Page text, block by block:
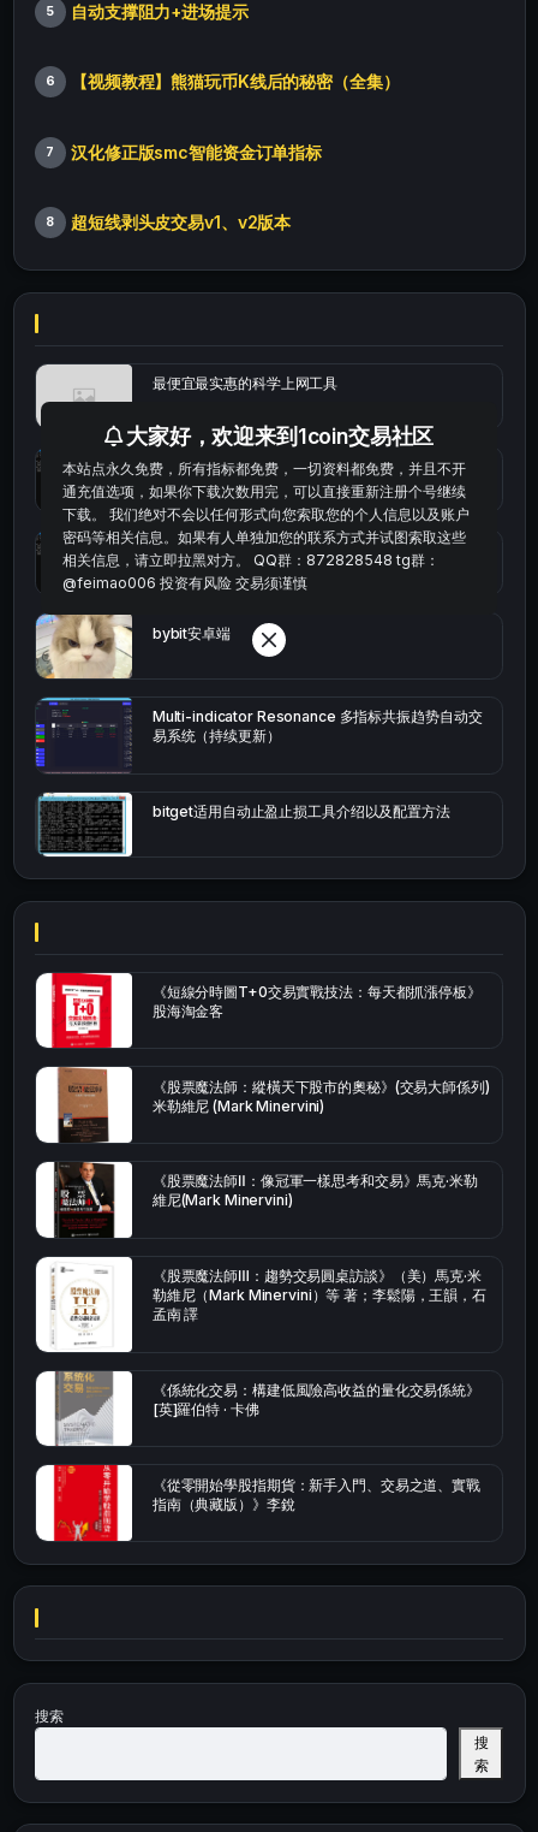
5 自动支撑阻力+进场提示
6 【视频教程】熊猫玩币K线后的秘密（全集）
7 汉化修正版smc智能资金订单指标
8 超短线剥头皮交易v1、v2版本
最便宜最实惠的科学上网工具
统计涨跌幅的python代码
okx的短线量化的免费版本
bybit安卓端
Multi-indicator Resonance 多指标共振趋势自动交
易系统（持续更新）
bitget适用自动止盈止损工具介绍以及配置方法
《短線分時圖T+0交易實戰技法：每天都抓漲停板》
股海淘金客
《股票魔法師：縱橫天下股市的奧秘》(交易大師係列)
米勒維尼 (Mark Minervini)
《股票魔法師Ⅱ：像冠軍一樣思考和交易》馬克·米勒
維尼(Mark Minervini)
《股票魔法師Ⅲ：趨勢交易圓桌訪談》（美）馬克·米
勒維尼（Mark Minervini）等 著；李鬆陽，王韻，石
孟南 譯
《係統化交易：構建低風險高收益的量化交易係統》
[英]羅伯特 · 卡佛
《從零開始學股指期貨：新手入門、交易之道、實戰
指南（典藏版）》李銳
搜索
搜
索
大家好，欢迎来到1coin交易社区
本站点永久免费，所有指标都免费，一切资料都免费，并且不开
通充值选项，如果你下载次数用完，可以直接重新注册个号继续
下载。 我们绝对不会以任何形式向您索取您的个人信息以及账户
密码等相关信息。如果有人单独加您的联系方式并试图索取这些
相关信息，请立即拉黑对方。 QQ群：872828548 tg群：
@feimao006 投资有风险 交易须谨慎